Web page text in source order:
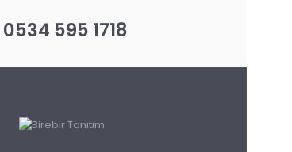
0534 595 1718